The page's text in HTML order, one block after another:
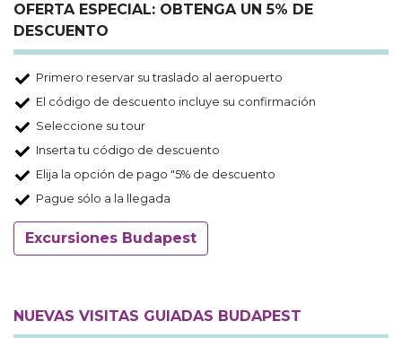
OFERTA ESPECIAL: OBTENGA UN 5% DE
DESCUENTO
Primero reservar su traslado al aeropuerto
El código de descuento incluye su confirmación
Seleccione su tour
Inserta tu código de descuento
Elija la opción de pago "5% de descuento
Pague sólo a la llegada
Excursiones Budapest
NUEVAS VISITAS GUIADAS BUDAPEST